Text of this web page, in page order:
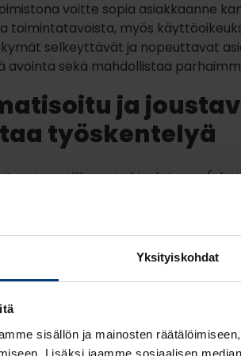
Yksityiskohdat
sisällön ja mainosten
Lisäksi jaamme sosiaalisen
voitte sopia asiakkaanne
toimintatavoista, myös
selkeyttävät ja nopeuttavat
avointa sekä mahdollistaa
ja
työskentelyä
tilikartat ohjauksineen
nopeuttavat
Laskureskontran ja
työhön tehoa ja tarkkuutta.
rutiinit taasen helpottuvat
sekä
sekä yleisimmät verolomakkeet